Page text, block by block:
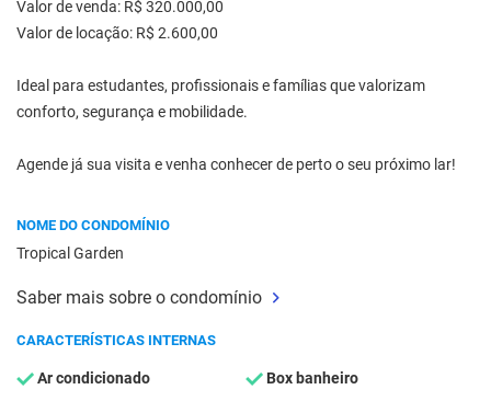
Valor de venda: R$ 320.000,00
Valor de locação: R$ 2.600,00
Ideal para estudantes, profissionais e famílias que valorizam
conforto, segurança e mobilidade.
Agende já sua visita e venha conhecer de perto o seu próximo lar!
NOME DO CONDOMÍNIO
Tropical Garden
Saber mais sobre o condomínio
CARACTERÍSTICAS INTERNAS
Ar condicionado Box banheiro